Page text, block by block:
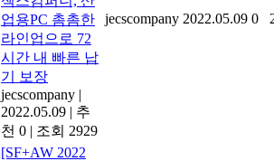
업용PC 촘촘한
라인업으로 72
시간 내 빠른 납
기 보장
jecscompany |
2022.05.09 | 추
천 0 | 조회 2929
jecscompany 2022.05.09 0
[SF+AW 2022